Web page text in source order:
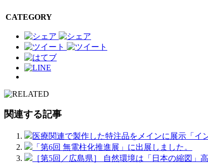
CATEGORY
関連する記事
医療関連で製作した特注品をメインに展示「イ
「第6回 無電柱化推進展」に出展しました。
［第5回／広島県］ 自然環境は「日本の縮図」